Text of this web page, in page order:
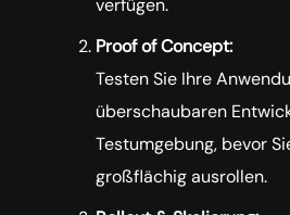
verfügen.
Proof of Concept:
Testen Sie Ihre
überschaubaren
Testumgebung, bevor
großflächig ausrollen.